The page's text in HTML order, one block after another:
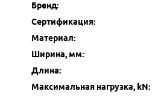
Бренд:
Сертификация:
Материал:
Ширина, мм:
Длина:
Максимальная нагрузка, kN: